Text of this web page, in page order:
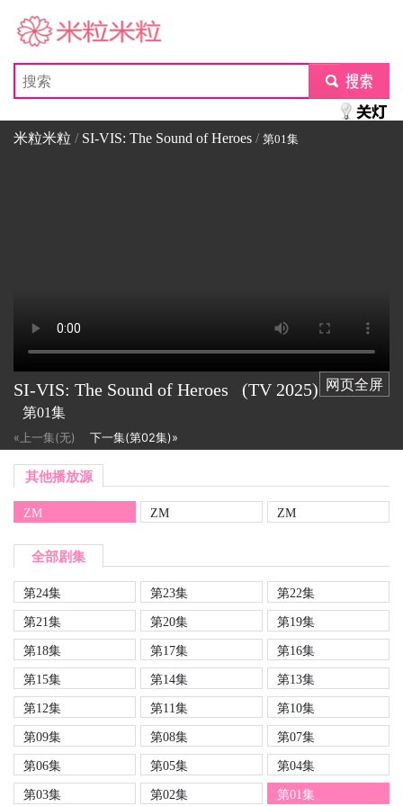
米粒米粒
submit
米粒米粒 / SI-VIS: The Sound of Heroes / 第01集
网页全屏
SI-VIS: The Sound of Heroes (TV 2025)
第01集
«上一集(无) 下一集(第02集)»
其他播放源
ZM ZM ZM
全部剧集
第24集 第23集
第22集
第21集
第20集
第19集
第18集
第17集
第16集
第15集
第14集
第13集
第12集
第11集
第10集
第09集
第08集
第07集
第06集
第05集
第04集
第03集
第02集 第01集